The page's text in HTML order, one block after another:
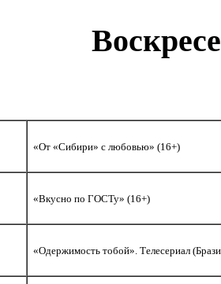
«От «Сибири» с любовью» (16+)
«Вкусно по ГОСТу» (16+)
«Одержимость тобой». Телесериал